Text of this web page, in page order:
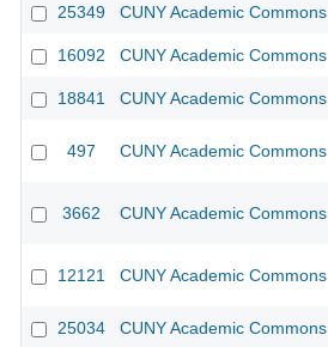
25349 CUNY Academic Commons
16092 CUNY Academic Commons
18841 CUNY Academic Commons
497 CUNY Academic Commons
3662 CUNY Academic Commons
12121 CUNY Academic Commons
25034 CUNY Academic Commons